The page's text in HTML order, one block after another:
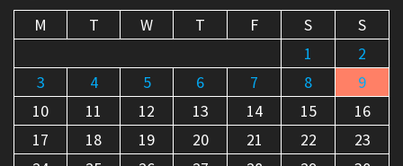
M T W T F S
S
1
2
3
4 5 6 7 8
9
10
11 12 13 14 15
16
17
18 19 20 21 22
23